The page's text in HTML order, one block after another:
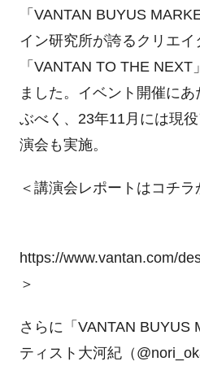
「VANTAN BUYUS
イン研究所が誇るクリエ
「VANTAN TO THE
ました。イベント開催に
ぶべく、23年11月には現
演会も実施。
＜講演会レポートはコチラ
https://www.vantan.com/
＞
さらに「VANTAN BUYUS
ティスト大河紀（